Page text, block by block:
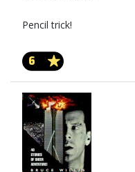
Pencil trick!
6